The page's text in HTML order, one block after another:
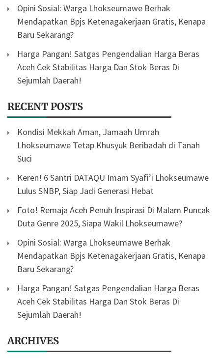
Opini Sosial: Warga Lhokseumawe Berhak
Mendapatkan Bpjs Ketenagakerjaan Gratis, Kenapa
Baru Sekarang?
Harga Pangan! Satgas Pengendalian Harga Beras
Aceh Cek Stabilitas Harga Dan Stok Beras Di
Sejumlah Daerah!
RECENT POSTS
Kondisi Mekkah Aman, Jamaah Umrah
Lhokseumawe Tetap Khusyuk Beribadah di Tanah
Suci
Keren! 6 Santri DATAQU Imam Syafi’i Lhokseumawe
Lulus SNBP, Siap Jadi Generasi Hebat
Foto! Remaja Aceh Penuh Inspirasi Di Malam Puncak
Duta Genre 2025, Siapa Wakil Lhokseumawe?
Opini Sosial: Warga Lhokseumawe Berhak
Mendapatkan Bpjs Ketenagakerjaan Gratis, Kenapa
Baru Sekarang?
Harga Pangan! Satgas Pengendalian Harga Beras
Aceh Cek Stabilitas Harga Dan Stok Beras Di
Sejumlah Daerah!
ARCHIVES